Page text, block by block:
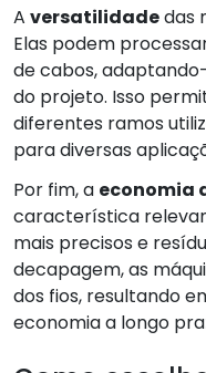
A versatilidadedas
Elas podem
de cabos,
do projeto. Isso
diferentes ramos
para diversas
Por fim, a economia
característica
mais precisos e
decapagem, as
dos fios, resultando
economia a longo